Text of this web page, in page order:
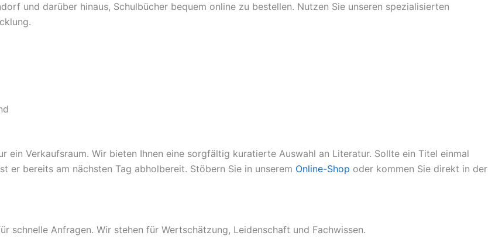
und darüber hinaus, Schulbücher bequem online zu bestellen. Nutzen Sie unseren spezialisierten
ein Verkaufsraum. Wir bieten Ihnen eine sorgfältig kuratierte Auswahl an Literatur. Sollte ein Titel einmal
er bereits am nächsten Tag abholbereit. Stöbern Sie in unserem Online-Shop oder kommen Sie direkt in der
schnelle Anfragen. Wir stehen für Wertschätzung, Leidenschaft und Fachwissen.